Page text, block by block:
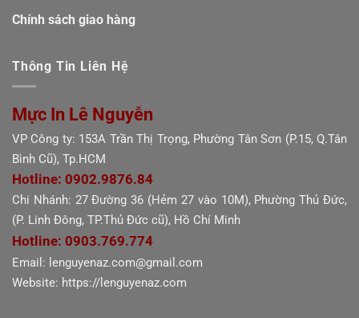
Chính sách giao hàng
Thông Tin Liên Hệ
Mực In Lê Nguyễn
VP Công ty: 153A Trần Thị Trọng, Phường Tân Sơn (P.15, Q.Tân
Bình Cũ), Tp.HCM
Hotline: 0902.9876.84
Chi Nhánh: 27 Đường 36 (Hẻm 27 vào 10M), Phường Thủ Đức,
(P. Linh Đông, TP.Thủ Đức cũ), Hồ Chí Minh
Hotline: 0903.769.774
Email: lenguyenaz.com@gmail.com
Website: https://lenguyenaz.com